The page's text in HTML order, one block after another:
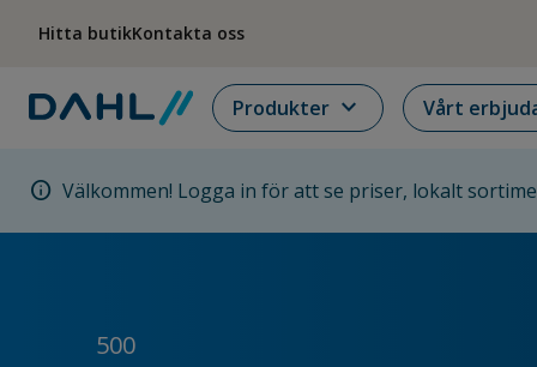
Hitta butikKontakta oss
Produkter expand_more Vårt
info Välkommen! Logga in för att se priser, lokalt
500